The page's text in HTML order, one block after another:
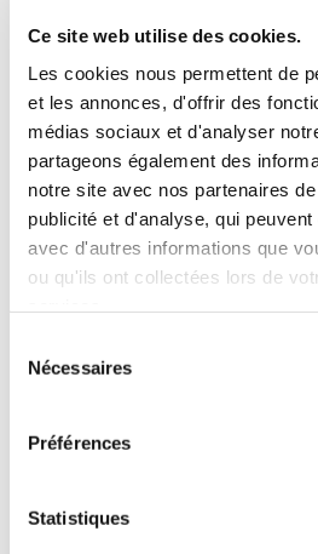
Ce site web utilise des cookies.
Les cookies nous permettent de
et les annonces, d'offrir des
médias sociaux et d'analyser
partageons également des
notre site avec nos partenaires
publicité et d'analyse, qui
avec d'autres informations que
ou qu'ils ont collectées lors de
Nécessaires
Préférences
Statistiques
pour éviter qu’il ne surchauffe. Les
appareils et du condenseur
condensation à l’intérieur de
être maintenue propre.
Vous devriez envisager de mettre à
ménagers vers des modèles plus
cessent complètement de
ancienne, plus il est probable qu’il
dommages. De plus, les nouvelles
d’électricité.
Vérifiez régulièrement les
les tuyaux et les joints dureront
il est recommandé de remplacer